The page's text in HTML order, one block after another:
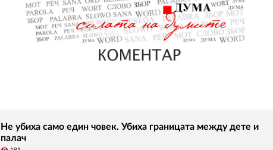
Не убиха само един човек. Убиха границата между дете и
палач